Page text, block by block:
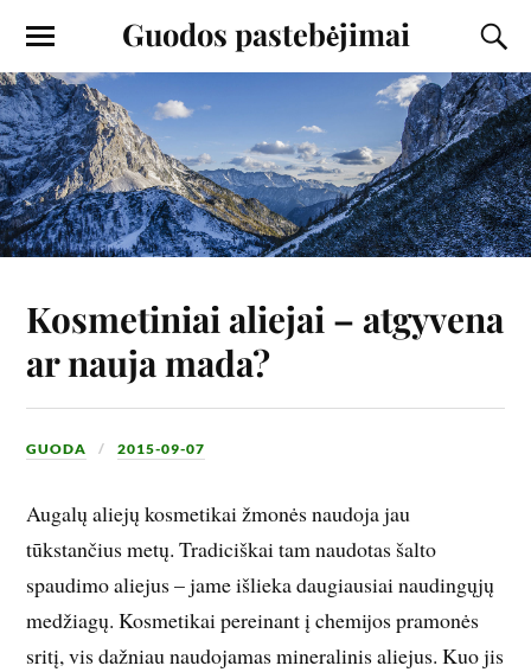
Guodos pastebėjimai
Kosmetiniai aliejai – atgyvena
ar nauja mada?
GUODA 2015-09-07
Augalų aliejų kosmetikai žmonės naudoja jau
tūkstančius metų. Tradiciškai tam naudotas šalto
spaudimo aliejus – jame išlieka daugiausiai naudingųjų
medžiagų. Kosmetikai pereinant į chemijos pramonės
sritį, vis dažniau naudojamas mineralinis aliejus. Kuo jis